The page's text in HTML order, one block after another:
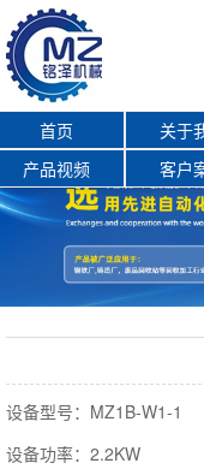
首页 关于
产品视频
客户
设备型号：MZ1B-W1-1
设备功率：2.2KW